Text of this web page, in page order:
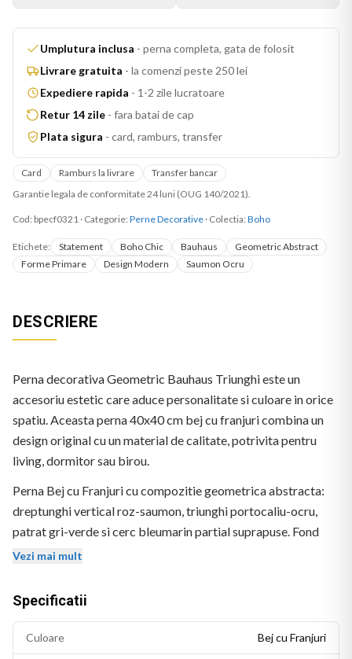
Umplutura inclusa - perna completa, gata de folosit
Livrare gratuita - la comenzi peste 250 lei
Expediere rapida - 1-2 zile lucratoare
Retur 14 zile - fara batai de cap
Plata sigura - card, ramburs, transfer
Card Ramburs la livrare
Transfer bancar
Garantie legala de conformitate 24 luni (OUG 140/2021).
Cod: bpecf0321 · Categorie: Perne Decorative · Colectia: Boho
Etichete: Statement Boho Chic Bauhaus
Geometric Abstract
Forme Primare
Design Modern Saumon Ocru
DESCRIERE
Perna decorativa Geometric Bauhaus Triunghi este un
accesoriu estetic care aduce personalitate si culoare in orice
spatiu. Aceasta perna 40x40 cm bej cu franjuri combina un
design original cu un material de calitate, potrivita pentru
living, dormitor sau birou.
Perna Bej cu Franjuri cu compozitie geometrica abstracta:
dreptunghi vertical roz-saumon, triunghi portocaliu-ocru,
patrat gri-verde si cerc bleumarin partial suprapuse. Fond
bej. Fara text.
Vezi mai mult
Specificatii
Culoare Bej cu Franjuri